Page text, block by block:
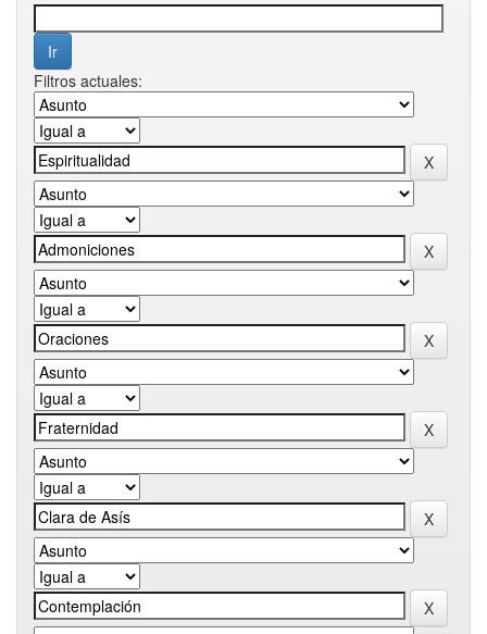
Filtros actuales: